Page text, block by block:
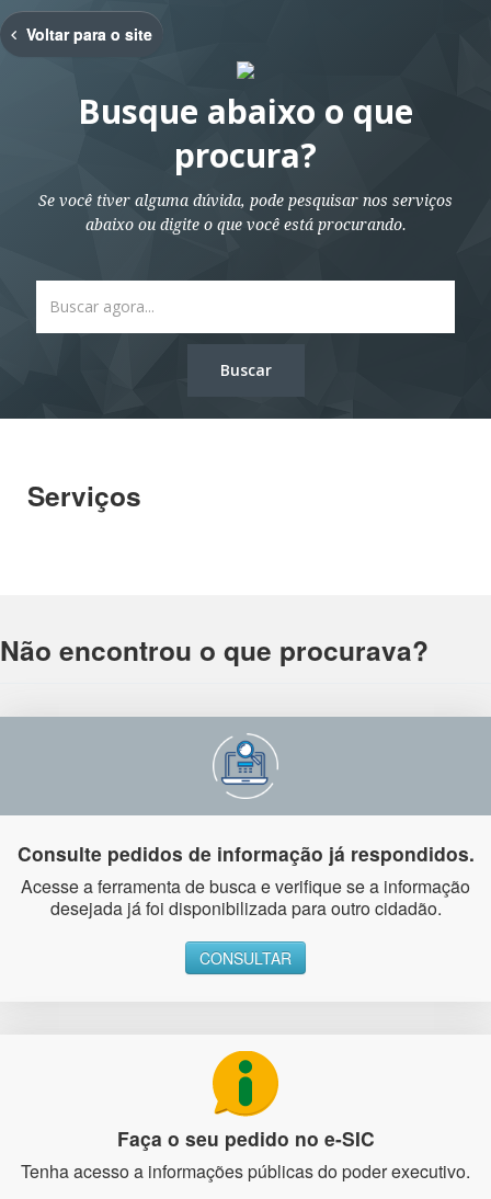
Voltar para o site
Busque abaixo o que
procura?
Se você tiver alguma dúvida, pode pesquisar nos serviços
abaixo ou digite o que você está procurando.
Serviços
Não encontrou o que procurava?
Consulte pedidos de informação já respondidos.
Acesse a ferramenta de busca e verifique se a informação
desejada já foi disponibilizada para outro cidadão.
CONSULTAR
Faça o seu pedido no e-SIC
Tenha acesso a informações públicas do poder executivo.
Se estive ciente disso, confirme.